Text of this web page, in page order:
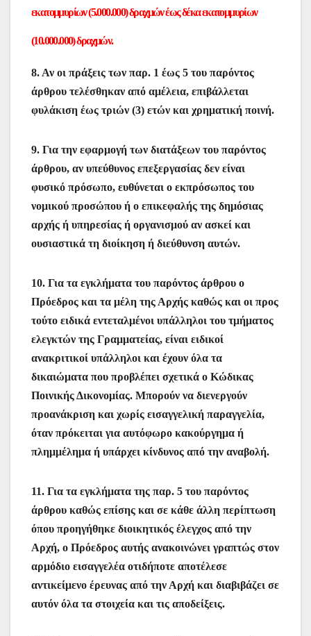
εκατομμυρίων (5.000.000) δραχμών έως δέκα εκατομμυρίων
(10.000.000) δραχμών.
8. Αν οι πράξεις των παρ. 1 έως 5 του παρόντος
άρθρου τελέσθηκαν από αμέλεια, επιβάλλεται
φυλάκιση έως τριών (3) ετών και χρηματική ποινή.
9. Για την εφαρμογή των διατάξεων του παρόντος
άρθρου, αν υπεύθυνος επεξεργασίας δεν είναι
φυσικό πρόσωπο, ευθύνεται ο εκπρόσωπος του
νομικού προσώπου ή ο επικεφαλής της δημόσιας
αρχής ή υπηρεσίας ή οργανισμού αν ασκεί και
ουσιαστικά τη διοίκηση ή διεύθυνση αυτών.
10. Για τα εγκλήματα του παρόντος άρθρου ο
Πρόεδρος και τα μέλη της Αρχής καθώς και οι προς
τούτο ειδικά εντεταλμένοι υπάλληλοι του τμήματος
ελεγκτών της Γραμματείας, είναι ειδικοί
ανακριτικοί υπάλληλοι και έχουν όλα τα
δικαιώματα που προβλέπει σχετικά ο Κώδικας
Ποινικής Δικονομίας. Μπορούν να διενεργούν
προανάκριση και χωρίς εισαγγελική παραγγελία,
όταν πρόκειται για αυτόφωρο κακούργημα ή
πλημμέλημα ή υπάρχει κίνδυνος από την αναβολή.
11. Για τα εγκλήματα της παρ. 5 του παρόντος
άρθρου καθώς επίσης και σε κάθε άλλη περίπτωση
όπου προηγήθηκε διοικητικός έλεγχος από την
Αρχή, ο Πρόεδρος αυτής ανακοινώνει γραπτώς στον
αρμόδιο εισαγγελέα οτιδήποτε αποτέλεσε
αντικείμενο έρευνας από την Αρχή και διαβιβάζει σε
αυτόν όλα τα στοιχεία και τις αποδείξεις.